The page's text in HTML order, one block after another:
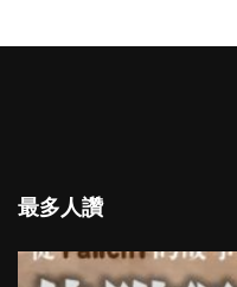
最多人讚